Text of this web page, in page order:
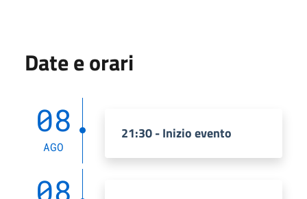
Date e orari
08
AGO
21:30 - Inizio evento
08